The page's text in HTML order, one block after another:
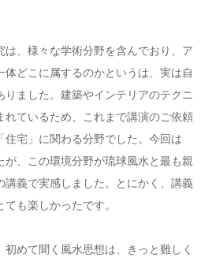
は、様々な学術分野を含んでおり、ア
体どこに属するのかというは、実は自
りました。建築やインテリアのテクニ
れているため、これまで講演のご依頼
住宅」に関わる分野でした。今回は
が、この環境分野が琉球風水と最も親
講義で実感しました。とにかく、講義
も楽しかったです。
めて聞く風水思想は、きっと難しく